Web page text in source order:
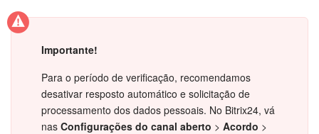
Importante!
Para o período de verificação, recomendamos
desativar resposto automático e solicitação de
processamento dos dados pessoais. No Bitrix24, vá
nas Configurações do canal aberto > Acordo >